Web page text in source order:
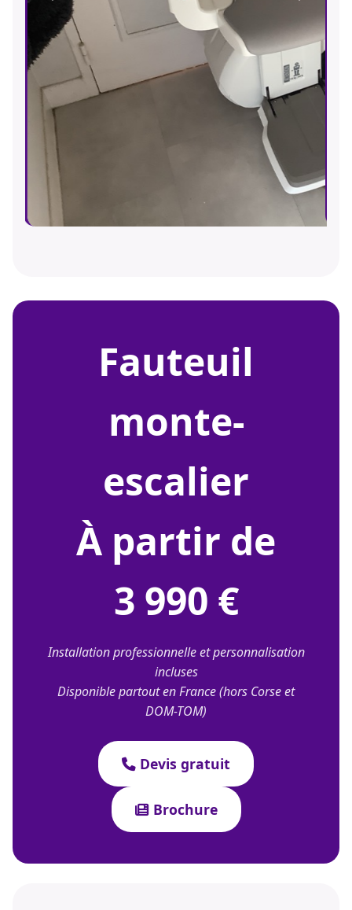
fauteuil
monte-
escalier
À partir de
3 990 €
Installation professionnelle et personnalisation
incluses
Disponible partout en France (hors Corse et
DOM-TOM)
Devis gratuit
Brochure